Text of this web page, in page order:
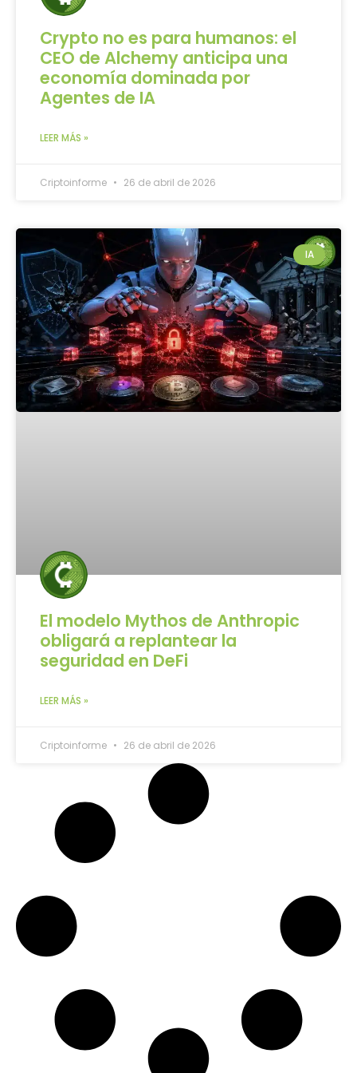
Crypto no es para humanos: el
CEO de Alchemy anticipa una
economía dominada por
Agentes de IA
LEER MÁS »
Criptoinforme 26 de abril de 2026
IA
El modelo Mythos de Anthropic
obligará a replantear la
seguridad en DeFi
LEER MÁS »
Criptoinforme 26 de abril de 2026